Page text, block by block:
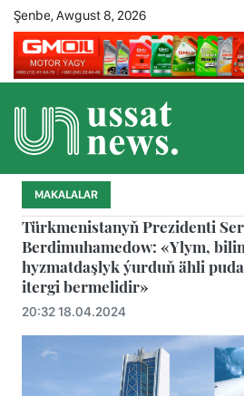
Şenbe, Awgust 8, 2026
MAKALALAR
Türkmenistanyň Prezidenti
Berdimuhamedow: «Ylym,
hyzmatdaşlyk ýurduň ähli
itergi bermelidir»
20:32 18.04.2024